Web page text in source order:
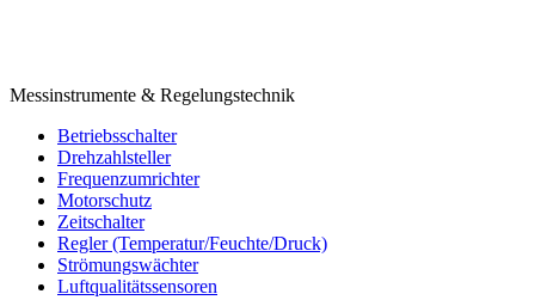
Messinstrumente & Regelungstechnik
Betriebsschalter
Drehzahlsteller
Frequenzumrichter
Motorschutz
Zeitschalter
Regler (Temperatur/Feuchte/Druck)
Strömungswächter
Luftqualitätssensoren